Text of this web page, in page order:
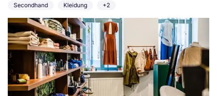
Secondhand Kleidung +2